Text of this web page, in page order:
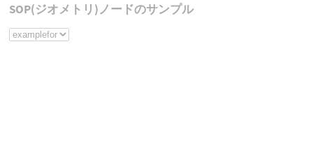
SOP(ジオメトリ)ノードのサンプル